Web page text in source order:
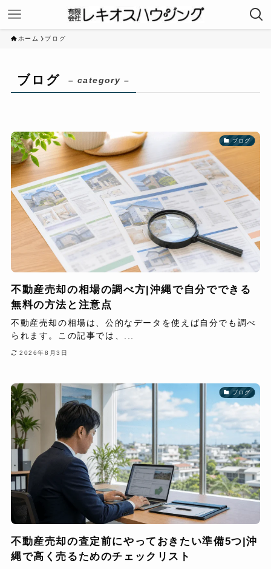
ホーム ブログ
ブログ – category –
ブログ
不動産売却の相場の調べ方|沖縄で自分でできる
無料の方法と注意点
不動産売却の相場は、公的なデータを使えば自分でも調べ
られます。この記事では、...
2026年8月3日
ブログ
不動産売却の査定前にやっておきたい準備5つ|沖
縄で高く売るためのチェックリスト